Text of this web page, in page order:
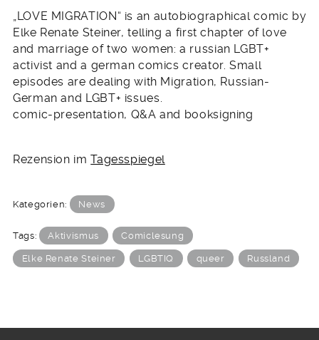
„LOVE MIGRATION“ is an autobiographical comic by
Elke Renate Steiner, telling a first chapter of love
and marriage of two women: a russian LGBT+
activist and a german comics creator. Small
episodes are dealing with Migration, Russian-
German and LGBT+ issues.
comic-presentation, Q&A and booksigning
Rezension imTagesspiegel
Kategorien: News
Tags: Aktivismus Comiclesung
Elke Renate Steiner LGBTIQ queer Russland